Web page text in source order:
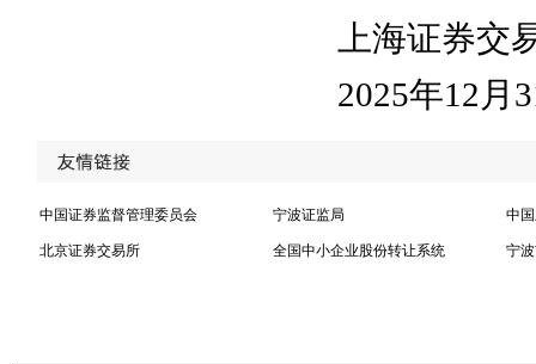
上海证券交
2025年12月
中国证券监督管理委员会 宁波证监局 中
北京证券交易所 全国中小企业股份转让系统 宁